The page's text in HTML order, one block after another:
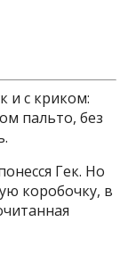
и с криком:
пальто, без
Гек. Но
коробочку, в